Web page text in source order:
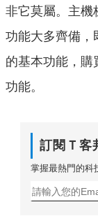
非它莫屬。主機
功能大多齊備，
的基本功能，購
功能。
訂閱Ｔ客
掌握最熱門的科